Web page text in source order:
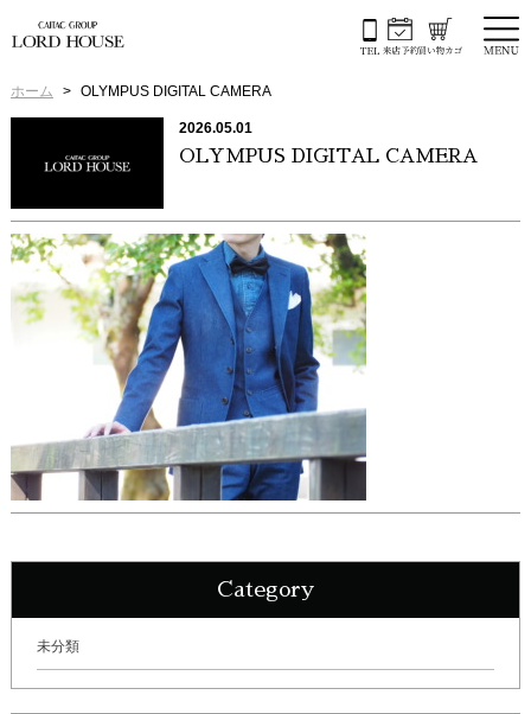
ホーム OLYMPUS DIGITAL CAMERA
2026.05.01
OLYMPUS DIGITAL CAMERA
Category
未分類